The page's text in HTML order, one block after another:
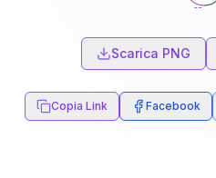
60
Scarica PNG
Copia Link Facebook